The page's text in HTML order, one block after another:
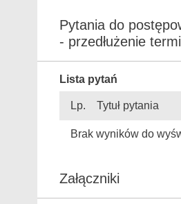
Pytania do
- przedłużenie
Lista pytań
Lp. Tytuł pytania
Brak wyników do
Załączniki